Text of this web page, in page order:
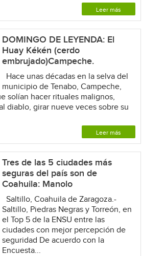
Leer más
DOMINGO DE LEYENDA: El
Huay Kékén (cerdo
embrujado)Campeche.
Hace unas décadas en la selva del
municipio de Tenabo, Campeche,
solían hacer rituales malignos,
diablo, girar nueve veces sobre su
Leer más
Tres de las 5 ciudades más
seguras del país son de
Coahuila: Manolo
Saltillo, Coahuila de Zaragoza.-
Saltillo, Piedras Negras y Torreón, en
el Top 5 de la ENSU entre las
ciudades con mejor percepción de
seguridad De acuerdo con la
Encuesta...